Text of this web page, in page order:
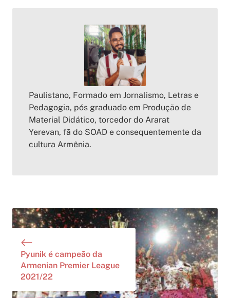
Paulistano, Formado em Jornalismo, Letras e
Pedagogia, pós graduado em Produção de
Material Didático, torcedor do Ararat
Yerevan, fã do SOAD e consequentemente da
cultura Armênia.
Pyunik é campeão da
Armenian Premier League
2021/22